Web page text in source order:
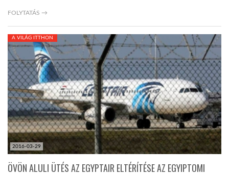
GLOBOZSARU
DOBRAVERO.HU
LATIMO.HU
GLOBOBOOK
FOLYTATÁS →
2016-03-29
A VILÁG ITTHON
ÖVÖN ALULI ÜTÉS AZ EGYPTAIR ELTÉRÍTÉSE AZ EGYIPTOMI